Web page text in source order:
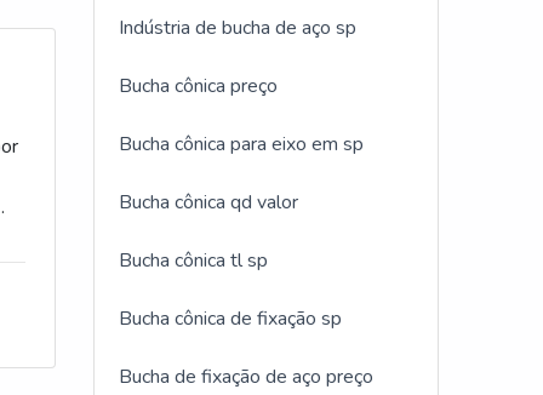
a
Indústria de bucha de aço sp
Bucha cônica preço
Bucha cônica para eixo em sp
Bucha cônica qd valor
Bucha cônica tl sp
Bucha cônica de fixação sp
Bucha de fixação de aço preço